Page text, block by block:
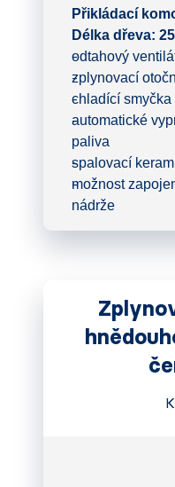
Přikládací
Délka dřeva:
odtahový
zplynovací
chladící
automatické
paliva
spalovací
možnost
nádrže